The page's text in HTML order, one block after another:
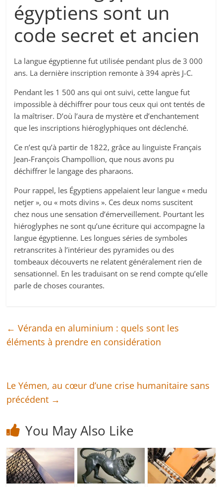
égyptiens sont un
code secret et ancien
La langue égyptienne fut utilisée pendant plus de 3 000
ans. La dernière inscription remonte à 394 après J-C.
Pendant les 1 500 ans qui ont suivi, cette langue fut
impossible à déchiffrer pour tous ceux qui ont tentés de
la maîtriser. D’où l’aura de mystère et d’enchantement
que les inscriptions hiéroglyphiques ont déclenché.
Ce n’est qu’à partir de 1822, grâce au linguiste Français
Jean-François Champollion, que nous avons pu
déchiffrer le langage des pharaons.
Pour rappel, les Égyptiens appelaient leur langue « medu
netjer », ou « mots divins ». Ces deux noms suscitent
chez nous une sensation d’émerveillement. Pourtant les
hiéroglyphes ne sont qu’une écriture qui accompagne la
langue égyptienne. Les longues séries de symboles
retranscrites à l’intérieur des pyramides ou des
tombeaux découverts ne relatent généralement rien de
sensationnel. En les traduisant on se rend compte qu’elle
parle de choses courantes.
← Véranda en aluminium : quels sont les
éléments à prendre en considération
Le Yémen, au cœur d’une crise humanitaire sans
précédent →
You May Also Like